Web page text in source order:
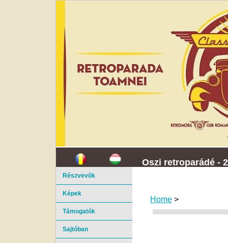
Oszi retroparádé -
Home >
Részvevõk
Képek
Támogatók
Sajtóban